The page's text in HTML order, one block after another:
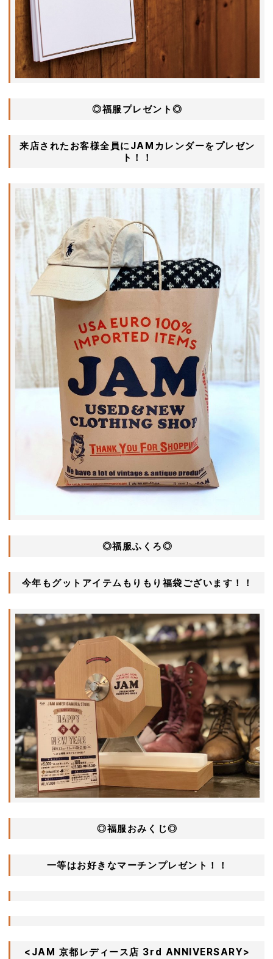
◎福服プレゼント◎
来店されたお客様全員にJAMカレンダーをプレゼン
ト！！
◎福服ふくろ◎
今年もグットアイテムもりもり福袋ございます！！
◎福服おみくじ◎
一等はお好きなマーチンプレゼント！！
<JAM 京都レディース店 3rd ANNIVERSARY>